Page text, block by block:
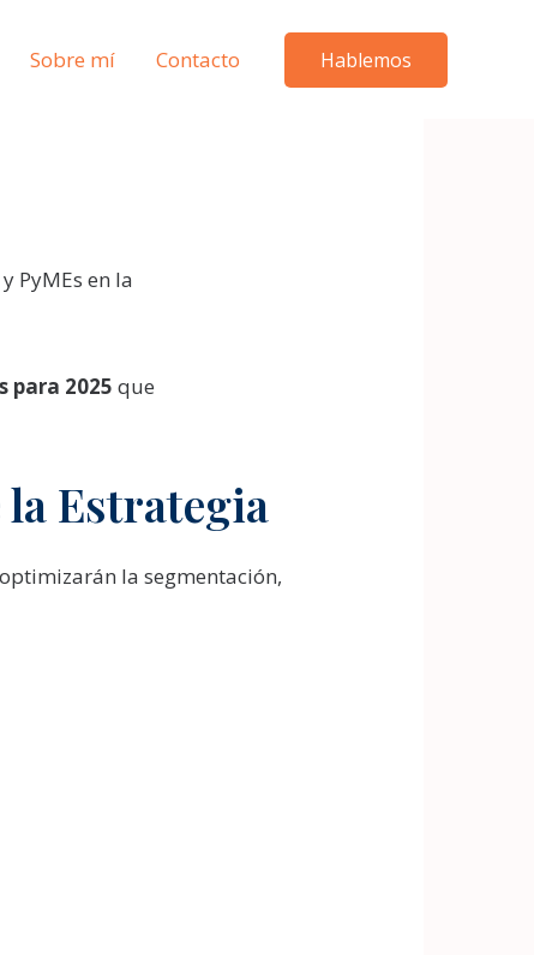
Sobre mí Contacto Hablemos
PyMEs en la
para 2025 que
Estrategia
la segmentación,